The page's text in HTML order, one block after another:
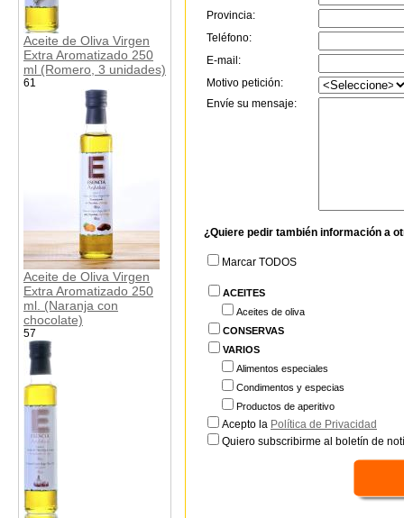
Aceite de Oliva Virgen
Extra Aromatizado 250
ml (Romero, 3 unidades)
61
Aceite de Oliva Virgen
Extra Aromatizado 250
ml. (Naranja con
chocolate)
57
Provincia:
Teléfono:
E-mail:
Motivo petición:
Envíe su mensaje:
¿Quiere pedir también información a
Marcar TODOS
ACEITES
Aceites de oliva
CONSERVAS
VARIOS
Alimentos especiales
Condimentos y especias
Productos de aperitivo
Acepto la Política de Privacidad
Quiero subscribirme al boletín de